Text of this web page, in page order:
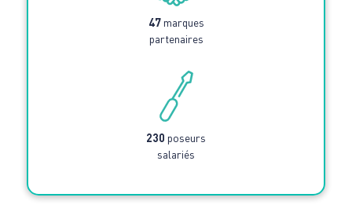
47marques
partenaires
230 poseurs
salariés